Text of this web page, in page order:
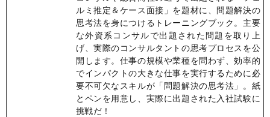
ルミ推定＆ケース面接」を題材に、問題解決の
思考法を身につけるトレーニングブック。主要
な外資系コンサルで出題された問題を取り上
げ、実際のコンサルタントの思考プロセスを公
開します。仕事の規模や業種を問わず、効率的
でインパクトの大きな仕事を実行するために必
要不可欠なスキルが「問題解決の思考法」。紙
とペンを用意し、実際に出題された入社試験に
挑戦だ！